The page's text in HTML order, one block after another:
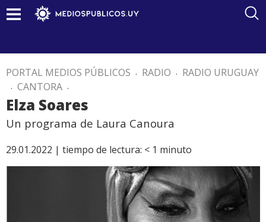
PORTAL MEDIOS PÚBLICOS . RADIO . RADIO URUGUAY
. CANTORA .
Elza Soares
Un programa de Laura Canoura
29.01.2022 | tiempo de lectura: < 1 minuto